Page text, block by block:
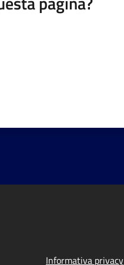
Informativa privacy